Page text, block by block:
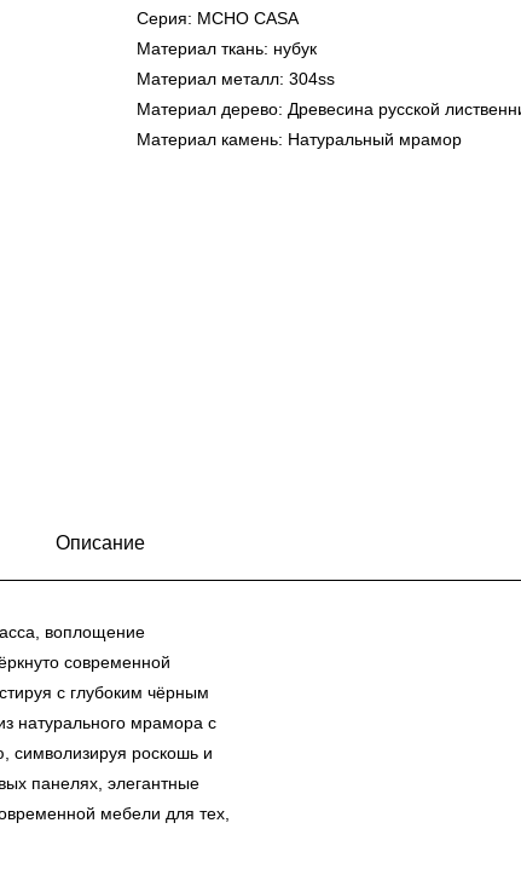
Серия: MCHO CASA
Материал ткань: нубук
Материал металл: 304ss
Материал дерево: Древесина русской
Материал камень: Натуральный мрамор
Описание
воплощение
современной
с глубоким чёрным
натурального мрамора с
символизируя роскошь и
панелях, элегантные
мебели для тех,